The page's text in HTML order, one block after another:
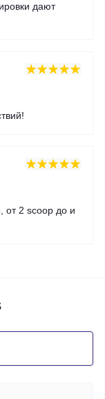
дают
от 2 scoop до и